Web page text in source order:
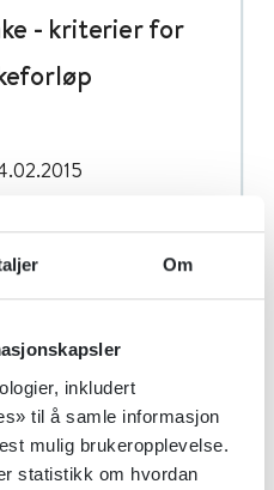
Om
inkludert
til å samle informasjon
mulig brukeropplevelse.
statistikk om hvordan
- kriterier for
ved:
uten
hos yngre
tumor)